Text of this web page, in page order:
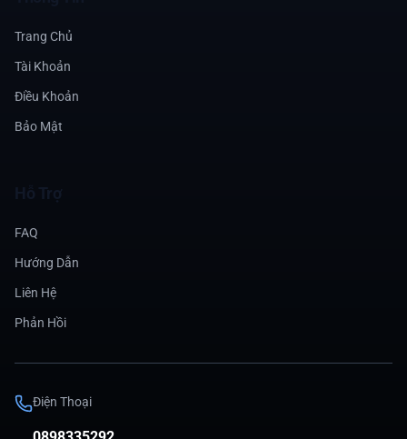
Trang Chủ
Tài Khoản
Điều Khoản
Bảo Mật
Hỗ Trợ
FAQ
Hướng Dẫn
Liên Hệ
Phản Hồi
Điện Thoại